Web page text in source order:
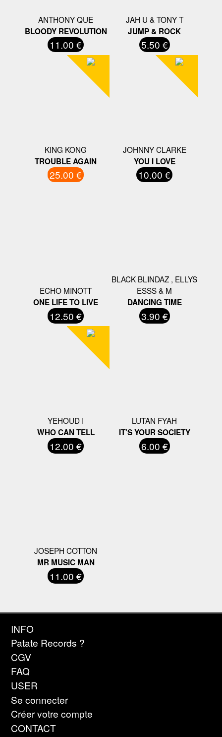
ANTHONY QUE
BLOODY REVOLUTION
11.00 €
JAH U & TONY T
JUMP & ROCK
5.50 €
KING KONG
TROUBLE AGAIN
25.00 €
JOHNNY CLARKE
YOU I LOVE
10.00 €
ECHO MINOTT
ONE LIFE TO LIVE
12.50 €
BLACK BLINDAZ , ELLYS
ESSS & M
DANCING TIME
3.90 €
YEHOUD I
WHO CAN TELL
12.00 €
LUTAN FYAH
IT'S YOUR SOCIETY
6.00 €
JOSEPH COTTON
MR MUSIC MAN
11.00 €
INFO
Patate Records ?
CGV
FAQ
USER
Se connecter
Créer votre compte
CONTACT